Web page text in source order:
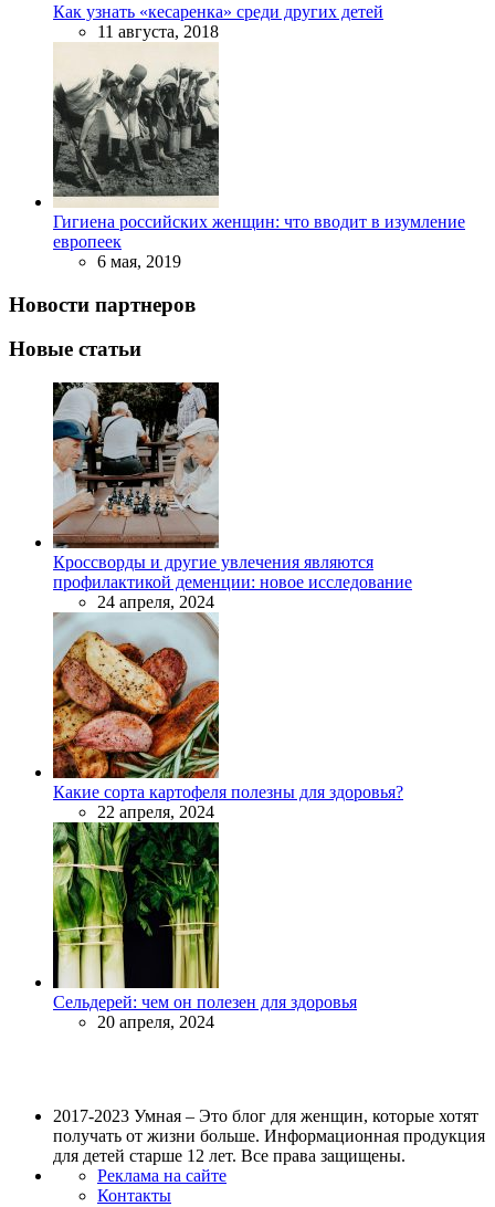
Как узнать «кесаренка» среди других детей
11 августа, 2018
Гигиена российских женщин: что вводит в изумление
европеек
6 мая, 2019
Новости партнеров
Новые статьи
Кроссворды и другие увлечения являются
профилактикой деменции: новое исследование
24 апреля, 2024
Какие сорта картофеля полезны для здоровья?
22 апреля, 2024
Сельдерей: чем он полезен для здоровья
20 апреля, 2024
2017-2023 Умная – Это блог для женщин, которые хотят
получать от жизни больше. Информационная продукция
для детей старше 12 лет. Все права защищены.
Реклама на сайте
Контакты